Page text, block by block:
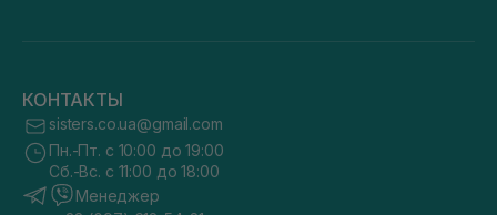
КОНТАКТЫ
sisters.co.ua@gmail.com
Пн.-Пт. с 10:00 до 19:00
Сб.-Вс. с 11:00 до 18:00
Менеджер